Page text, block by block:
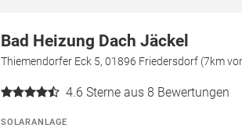
Bad Heizung Dach Jäckel
Thiemendorfer Eck 5, 01896 Friedersdorf (7km
4.6 Sterne aus 8 Bewertungen
SOLARANLAGE